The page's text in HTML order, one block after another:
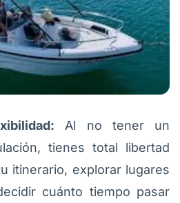
Al no tener un
tienes total libertad
itinerario, explorar lugares
cuánto tiempo pasar